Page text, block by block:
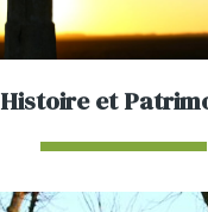
Histoire et